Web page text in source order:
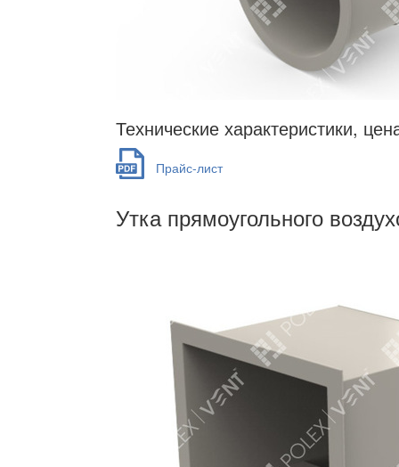
Технические характеристики,
Прайс-лист
Утка прямоугольного